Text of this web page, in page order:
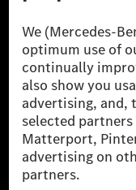
The Mercedes-
one of the
companies. With
the leading
cars and vans.
financing,
fleet
payment,
mobility services.